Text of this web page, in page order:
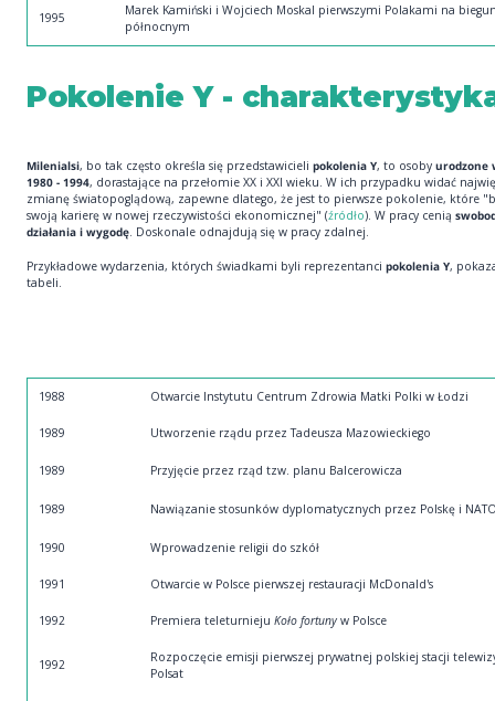
1995
Marek Kamiński i Wojciech Moskal pierwszymi Polakami na
północnym
Pokolenie Y -
Milenialsi, bo tak często określa się przedstawicieli pokolenia Y, to osoby urodzone
1980 - 1994, dorastające na przełomie XX i XXI wieku. W ich przypadku widać
zmianę światopoglądową, zapewne dlatego, że jest to pierwsze pokolenie, które
swoją karierę w nowej rzeczywistości ekonomicznej" (źródło). W pracy cenią
działania i wygodę . Doskonale odnajdują się w pracy zdalnej.
Przykładowe wydarzenia, których świadkami byli reprezentanci pokolenia Y,
tabeli.
1988 Otwarcie Instytutu Centrum Zdrowia Matki Polki w Łodzi
1989 Utworzenie rządu przez Tadeusza Mazowieckiego
1989 Przyjęcie przez rząd tzw. planu Balcerowicza
1989 Nawiązanie stosunków dyplomatycznych przez Polskę i
1990 Wprowadzenie religii do szkół
1991 Otwarcie w Polsce pierwszej restauracji McDonald's
1992 Premiera teleturnieju Koło fortunyw Polsce
1992
Rozpoczęcie emisji pierwszej prywatnej polskiej stacji
Polsat